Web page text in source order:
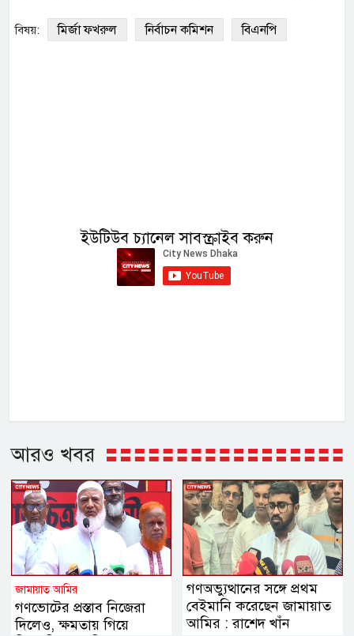
বিষয়: মির্জা ফখরুল নির্বাচন কমিশন বিএনপি
ইউটিউব চ্যানেল সাবস্ক্রাইব করুন
আরও খবর
জামায়াত আমির
গণভোটের প্রস্তাব নিজেরা
দিলেও, ক্ষমতায় গিয়ে
গণঅভ্যুত্থানের সঙ্গে প্রথম
বেইমানি করেছেন জামায়াত
আমির : রাশেদ খাঁন